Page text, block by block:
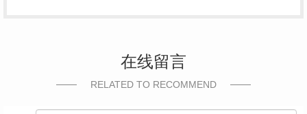
在线留言
RELATED TO RECOMMEND